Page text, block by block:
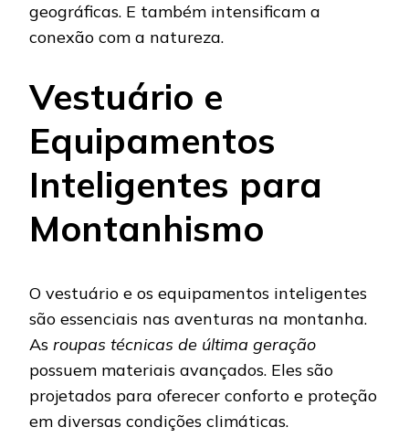
geográficas. E também intensificam a
conexão com a natureza.
Vestuário e
Equipamentos
Inteligentes para
Montanhismo
O vestuário e os equipamentos inteligentes
são essenciais nas aventuras na montanha.
As roupas técnicas de última geração
possuem materiais avançados. Eles são
projetados para oferecer conforto e proteção
em diversas condições climáticas.